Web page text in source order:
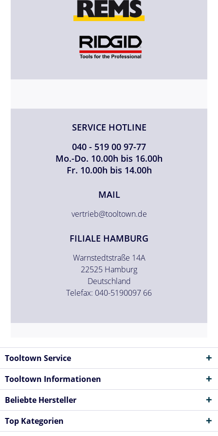
SERVICE HOTLINE
040 - 519 00 97-77
Mo.-Do. 10.00h bis 16.00h
Fr. 10.00h bis 14.00h
MAIL
vertrieb@tooltown.de
FILIALE HAMBURG
Warnstedtstraße 14A
22525 Hamburg
Deutschland
Telefax: 040-5190097 66
Tooltown Service
Tooltown Informationen
Beliebte Hersteller
Top Kategorien